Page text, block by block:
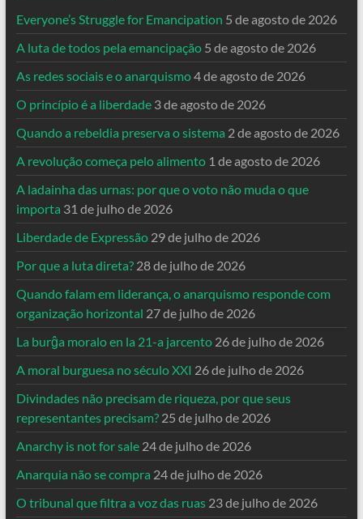
Everyone’s Struggle for Emancipation 5 de agosto de 2026
A luta de todos pela emancipação 5 de agosto de 2026
As redes sociais e o anarquismo4 de agosto de 2026
O princípio é a liberdade 3 de agosto de 2026
Quando a rebeldia preserva o sistema 2 de agosto de 2026
A revolução começa pelo alimento 1 de agosto de 2026
A ladainha das urnas: por que o voto não muda o que
importa 31 de julho de 2026
Liberdade de Expressão 29 de julho de 2026
Por que a luta direta? 28 de julho de 2026
Quando falam em liderança, o anarquismo responde com
organização horizontal 27 de julho de 2026
La burĝa moralo en la 21-a jarcento 26 de julho de 2026
A moral burguesa no século XXI 26 de julho de 2026
Divindades não precisam de riqueza, por que seus
representantes precisam? 25 de julho de 2026
Anarchy is not for sale 24 de julho de 2026
Anarquia não se compra 24 de julho de 2026
O tribunal que filtra a voz das ruas 23 de julho de 2026